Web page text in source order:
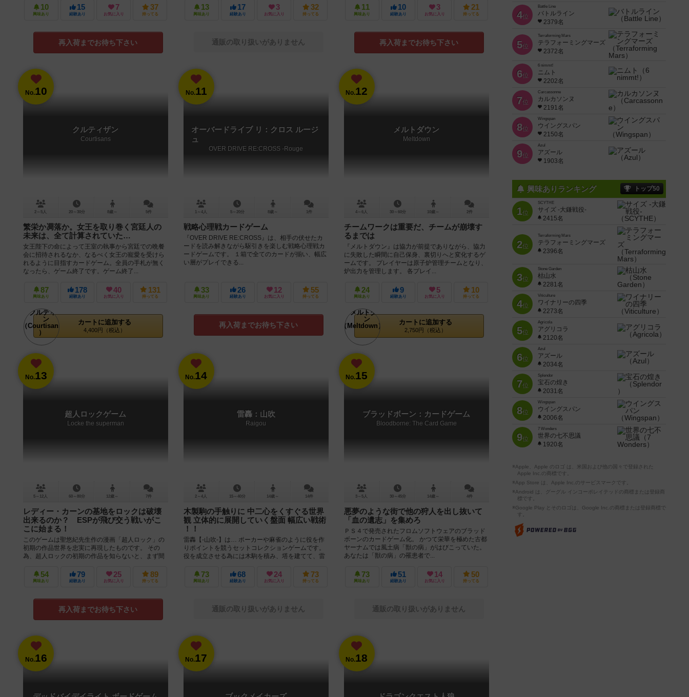
10
興味あり
15
経験あり
7
お気に入り
37
持ってる
再入荷までお待ち下さい
13
興味あり
17
経験あり
3
お気に入り
32
持ってる
通販の取り扱いがありません
11
興味あり
10
経験あり
3
お気に入り
21
持ってる
再入荷までお待ち下さい
No.10
クルティザン
Courtisans
2～5人 20～30分 8歳～ 5件
繁栄か凋落か。女王を取り巻く宮廷人の
未来は、全て計算されていた…
女王陛下の命によって王室の執事から宮廷での晩餐
会に招待されるなか、なるべく女王の寵愛を受けら
れるように目指すカードゲーム。全員の手札が無く
なったら、ゲーム終了です。ゲーム終了...
87
興味あり
178
経験あり
40
お気に入り
131
持ってる
カートに追加する
4,400円（税込）
No.11
オーバードライブ リ：クロス ルージ
ュ
OVER DRIVE RE:CROSS -Rouge
1～4人 5～20分 8歳～ 1件
戦略心理戦カードゲーム
『OVER DRIVE RE:CROSS』は、相手の伏せたカ
ードを読み解きながら駆引きを楽しむ戦略心理戦カ
ードゲームです。 １箱で全てのカードが揃い、幅広
い層がプレイできる...
33
興味あり
26
経験あり
12
お気に入り
55
持ってる
再入荷までお待ち下さい
No.12
メルトダウン
Meltdown
4～6人 30～60分 10歳～ 2件
チームワークは重要だ、チームが崩壊す
るまでは
『メルトダウン』は協力が前提でありながら、協力
に失敗した瞬間に自己保身、裏切りへと変化するゲ
ームです。 プレイヤーは原子炉管理チームとなり、
炉出力を管理します。 各プレイ...
24
興味あり
9
経験あり
5
お気に入り
10
持ってる
カートに追加する
2,750円（税込）
No.13
超人ロックゲーム
Locke the superman
5～12人 60～80分 12歳～ 7件
レディー・カーンの基地をロックは破壊
出来るのか？ ESPが飛び交う戦いがこ
こに始まる！
このゲームは聖悠紀先生作の漫画「超人ロック」の
初期の作品世界を忠実に再現したものです。 その
為、超人ロックの初期の作品を知らないと、まず間
54
興味あり
79
経験あり
25
お気に入り
89
持ってる
再入荷までお待ち下さい
No.14
雷轟：山吹
Raigou
2～4人 15～40分 14歳～ 14件
木製駒の手触りに 中二心をくすぐる世界
観 立体的に展開していく盤面 幅広い戦術
！！
雷轟【-山吹-】は… ポーカーや麻雀のように役を作
りポイントを競うセットコレクションゲームです。
役を成立させる為には木駒を積み、塔を建てて、雷
73
興味あり
68
経験あり
24
お気に入り
73
持ってる
通販の取り扱いがありません
No.15
ブラッドボーン：カードゲーム
Bloodborne: The Card Game
3～5人 30～45分 14歳～ 4件
悪夢のような街で他の狩人を出し抜いて
「血の遺志」を集めろ
ＰＳ４で発売されたフロムソフトウェアのブラッド
ボーンのカードゲーム化。 かつて栄華を極めた古都
ヤーナムでは風土病「獣の病」がはびこっていた。
あなたは「獣の病」の罹患者で...
73
興味あり
51
経験あり
14
お気に入り
50
持ってる
通販の取り扱いがありません
No.16 No.17 No.18
4位
Battle Line
バトルライン
2379名
5位
Terraforming Mars
テラフォーミングマーズ
2372名
6位
6 nimmt!
ニムト
2202名
7位
Carcassonne
カルカソンヌ
2191名
8位
Wingspan
ウイングスパン
2150名
9位
Azul
アズール
1903名
興味ありランキング トップ50
1位
SCYTHE
サイズ -大鎌戦役-
2415名
2位
Terraforming Mars
テラフォーミングマーズ
2396名
3位
Stone Garden
枯山水
2281名
4位
Viticulture
ワイナリーの四季
2273名
5位
Agricola
アグリコラ
2120名
6位
Azul
アズール
2034名
7位
Splendor
宝石の煌き
2031名
8位
Wingspan
ウイングスパン
2006名
9位
7 Wonders
世界の七不思議
1920名
※Apple、Apple のロゴ は、米国および他の国々で登録された
Apple Inc.の商標です。
※App Store は、Apple Inc.のサービスマークです。
※Android は、グーグル インコーポレイテッドの商標または登録商
標です。
※Google Play とそのロゴは、Google Inc.の商標または登録商標で
す。